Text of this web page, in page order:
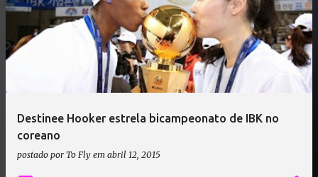
Destinee Hooker estrela bicampeonato de IBK no
coreano
postado por To Fly em abril 12, 2015